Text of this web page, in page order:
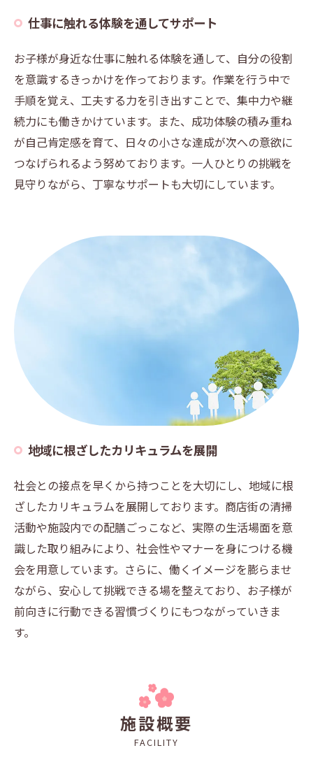
仕事に触れる体験を通してサポート
お子様が身近な仕事に触れる体験を通して、自分の役割
を意識するきっかけを作っております。作業を行う中で
手順を覚え、工夫する力を引き出すことで、集中力や継
続力にも働きかけています。また、成功体験の積み重ね
が自己肯定感を育て、日々の小さな達成が次への意欲に
つなげられるよう努めております。一人ひとりの挑戦を
見守りながら、丁寧なサポートも大切にしています。
地域に根ざしたカリキュラムを展開
社会との接点を早くから持つことを大切にし、地域に根
ざしたカリキュラムを展開しております。商店街の清掃
活動や施設内での配膳ごっこなど、実際の生活場面を意
識した取り組みにより、社会性やマナーを身につける機
会を用意しています。さらに、働くイメージを膨らませ
ながら、安心して挑戦できる場を整えており、お子様が
前向きに行動できる習慣づくりにもつながっていきま
す。
施設概要
FACILITY